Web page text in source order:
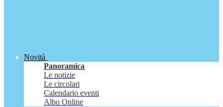
Novità
Panoramica
Le notizie
Le circolari
Calendario eventi
Albo Online